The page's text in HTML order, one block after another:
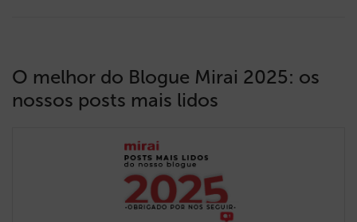
O melhor do Blogue Mirai 2025: os
nossos posts mais lidos